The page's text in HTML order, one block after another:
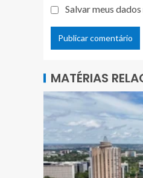
Salvar meus
MATÉRIAS